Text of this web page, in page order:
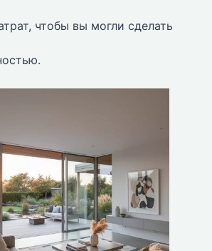
чтобы вы могли сделать